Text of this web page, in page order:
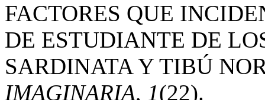
FACTORES QUE
DE ESTUDIANTE DE
SARDINATA Y TIBÚ
IMAGINARIA, 1(22).